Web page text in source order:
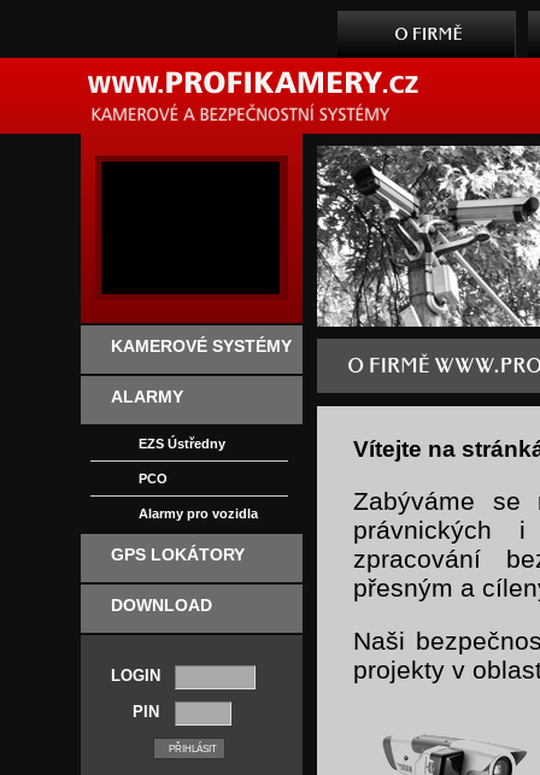
KAMEROVÉ SYSTÉMY
ALARMY
EZS Ústředny
PCO
Alarmy pro vozidla
GPS LOKÁTORY
DOWNLOAD
LOGIN
PIN
Vítejte na
Zabýváme se
právnických
zpracování
přesným a
Naši
projekty v